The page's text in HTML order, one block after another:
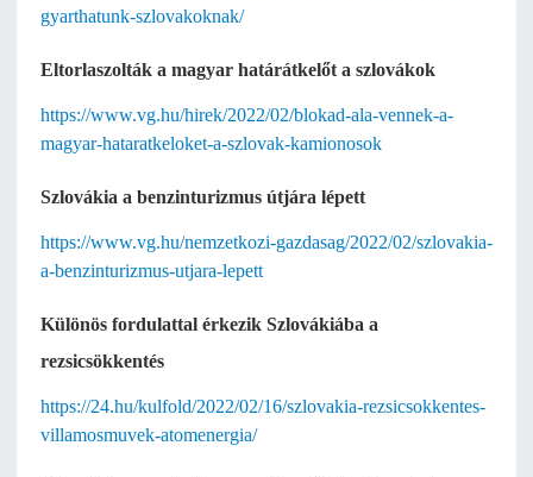
gyarthatunk-szlovakoknak/
Eltorlaszolták a magyar határátkelőt a szlovákok
https://www.vg.hu/hirek/2022/02/blokad-ala-vennek-a-
magyar-hataratkeloket-a-szlovak-kamionosok
Szlovákia a benzinturizmus útjára lépett
https://www.vg.hu/nemzetkozi-gazdasag/2022/02/szlovakia-
a-benzinturizmus-utjara-lepett
Különös fordulattal érkezik Szlovákiába a
rezsicsökkentés
https://24.hu/kulfold/2022/02/16/szlovakia-rezsicsokkentes-
villamosmuvek-atomenergia/